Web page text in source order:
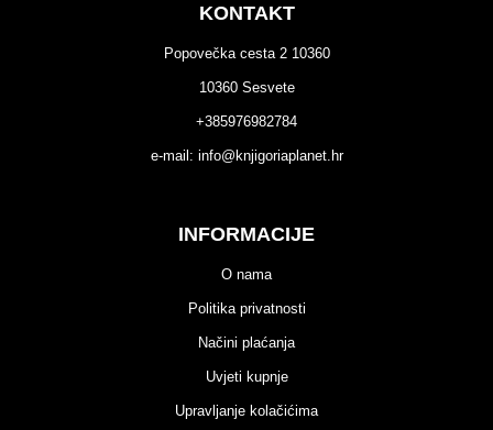
KONTAKT
Popovečka cesta 2 10360
10360 Sesvete
+385976982784
e-mail: info@knjigoriaplanet.hr
INFORMACIJE
O nama
Politika privatnosti
Načini plaćanja
Uvjeti kupnje
Upravljanje kolačićima